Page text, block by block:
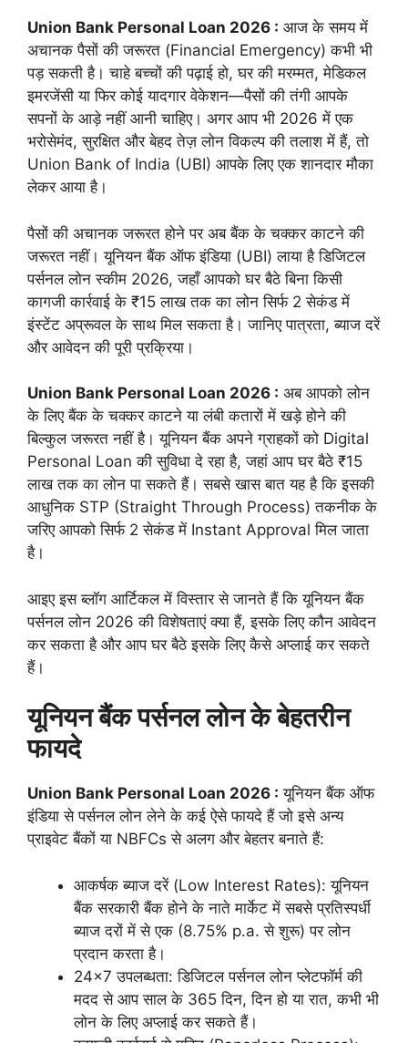
Union Bank Personal Loan 2026 : आज के समय में
अचानक पैसों की जरूरत (Financial Emergency) कभी भी
पड़ सकती है। चाहे बच्चों की पढ़ाई हो, घर की मरम्मत, मेडिकल
इमरजेंसी या फिर कोई यादगार वेकेशन—पैसों की तंगी आपके
सपनों के आड़े नहीं आनी चाहिए। अगर आप भी 2026 में एक
भरोसेमंद, सुरक्षित और बेहद तेज़ लोन विकल्प की तलाश में हैं, तो
Union Bank of India (UBI) आपके लिए एक शानदार मौका
लेकर आया है।
पैसों की अचानक जरूरत होने पर अब बैंक के चक्कर काटने की
जरूरत नहीं। यूनियन बैंक ऑफ इंडिया (UBI) लाया है डिजिटल
पर्सनल लोन स्कीम 2026, जहाँ आपको घर बैठे बिना किसी
कागजी कार्रवाई के ₹15 लाख तक का लोन सिर्फ 2 सेकंड में
इंस्टेंट अप्रूवल के साथ मिल सकता है। जानिए पात्रता, ब्याज दरें
और आवेदन की पूरी प्रक्रिया।
Union Bank Personal Loan 2026 : अब आपको लोन
के लिए बैंक के चक्कर काटने या लंबी कतारों में खड़े होने की
बिल्कुल जरूरत नहीं है। यूनियन बैंक अपने ग्राहकों को Digital
Personal Loan की सुविधा दे रहा है, जहां आप घर बैठे ₹15
लाख तक का लोन पा सकते हैं। सबसे खास बात यह है कि इसकी
आधुनिक STP (Straight Through Process) तकनीक के
जरिए आपको सिर्फ 2 सेकंड में Instant Approval मिल जाता
है।
आइए इस ब्लॉग आर्टिकल में विस्तार से जानते हैं कि यूनियन बैंक
पर्सनल लोन 2026 की विशेषताएं क्या हैं, इसके लिए कौन आवेदन
कर सकता है और आप घर बैठे इसके लिए कैसे अप्लाई कर सकते
हैं।
यूनियन बैंक पर्सनल लोन के बेहतरीन
फायदे
Union Bank Personal Loan 2026 : यूनियन बैंक ऑफ
इंडिया से पर्सनल लोन लेने के कई ऐसे फायदे हैं जो इसे अन्य
प्राइवेट बैंकों या NBFCs से अलग और बेहतर बनाते हैं:
आकर्षक ब्याज दरें (Low Interest Rates): यूनियन
बैंक सरकारी बैंक होने के नाते मार्केट में सबसे प्रतिस्पर्धी
ब्याज दरों में से एक (8.75% p.a. से शुरू) पर लोन
प्रदान करता है।
24×7 उपलब्धता: डिजिटल पर्सनल लोन प्लेटफॉर्म की
मदद से आप साल के 365 दिन, दिन हो या रात, कभी भी
लोन के लिए अप्लाई कर सकते हैं।